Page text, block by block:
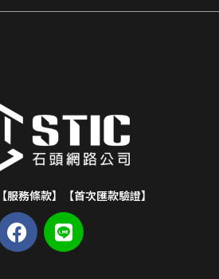
【服務條款】 【首次匯款驗證】